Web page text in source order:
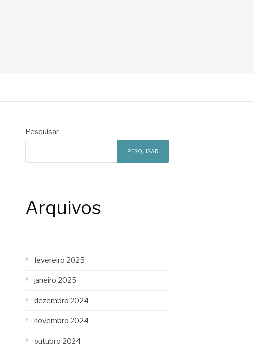
Pesquisar
PESQUISAR
Arquivos
fevereiro 2025
janeiro 2025
dezembro 2024
novembro 2024
outubro 2024